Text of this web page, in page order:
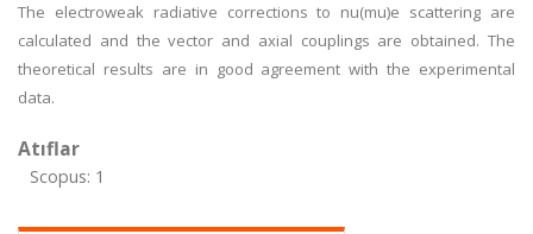
The electroweak radiative corrections to nu(mu)e scattering are
calculated and the vector and axial couplings are obtained. The
theoretical results are in good agreement with the experimental
data.
Atıflar
Scopus: 1